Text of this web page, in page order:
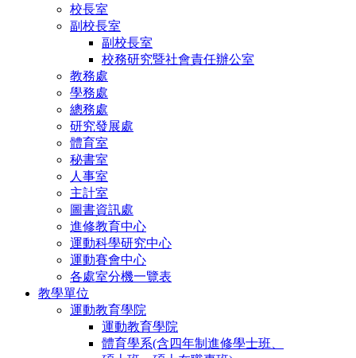
校長室
副校長室
副校長室
校務研究暨社會責任辦公室
教務處
學務處
總務處
研究發展處
體育室
秘書室
人事室
主計室
圖書資訊處
進修教育中心
運動科學研究中心
運動賽會中心
各處室分機一覽表
教學單位
運動教育學院
運動教育學院
體育學系(含四年制進修學士班、